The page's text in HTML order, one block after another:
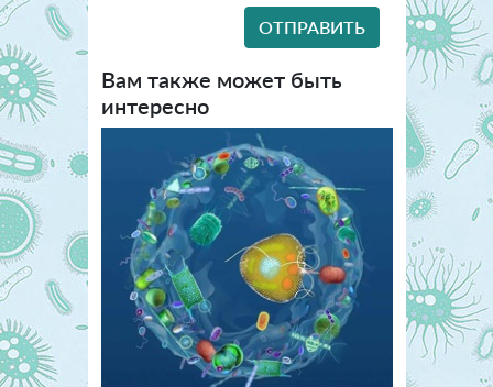
Вам также может быть
интересно